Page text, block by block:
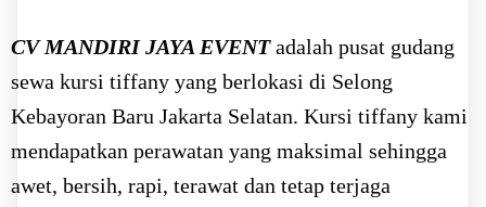
CV MANDIRI JAYA EVENTadalah pusat gudang
sewa kursi tiffany yang berlokasi di Selong
Kebayoran Baru Jakarta Selatan. Kursi tiffany kami
mendapatkan perawatan yang maksimal sehingga
awet, bersih, rapi, terawat dan tetap terjaga